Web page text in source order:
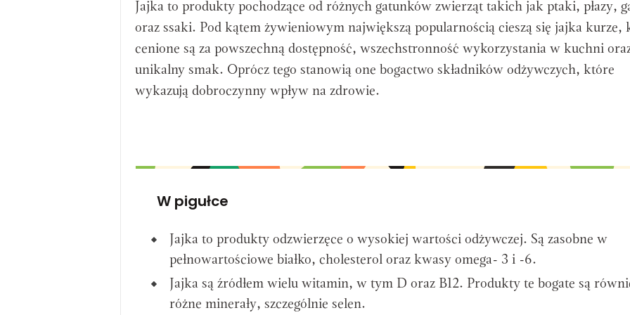
Jajka to produkty pochodzące od różnych gatunków zwierząt takich jak ptaki, płazy,
oraz ssaki. Pod kątem żywieniowym największą popularnością cieszą się jajka kurze,
cenione są za powszechną dostępność, wszechstronność wykorzystania w kuchni
unikalny smak. Oprócz tego stanowią one bogactwo składników odżywczych, które
wykazują dobroczynny wpływ na zdrowie.
W pigułce
Jajka to produkty odzwierzęce o wysokiej wartości odżywczej. Są zasobne w
pełnowartościowe białko, cholesterol oraz kwasy omega- 3 i -6.
Jajka są źródłem wielu witamin, w tym D oraz B12. Produkty te bogate są
różne minerały, szczególnie selen.